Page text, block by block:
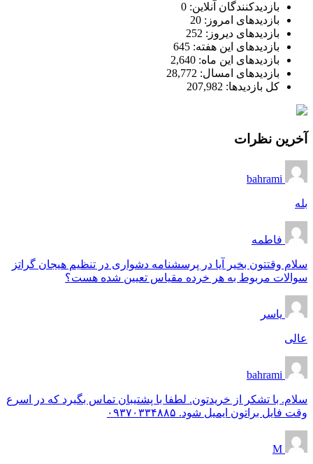
بازدیدکنندگان آنلاین: 0
بازدیدهای امروز: 20
بازدیدهای دیروز: 252
بازدیدهای این هفته: 645
بازدیدهای این ماه: 2,640
بازدیدهای امسال: 28,772
کل بازدیدها: 207,982
آخرین نظرات
bahrami
بله
فاطمه
سلام وقتتون بخیر آیا در پرسشنامه دشواری در تنظیم هیجان گراتز
سوالات مربوط به هر خرده مقیاس تعیین شده هست؟
یاسر
عالی
bahrami
سلام. با تشکر از خریدتون. لطفا با پشتیبان تماس بگیرد که در اسرع
وقت فایل براتون ایمیل شود. ۰۹۳۷۰۳۳۴۸۸۵
M